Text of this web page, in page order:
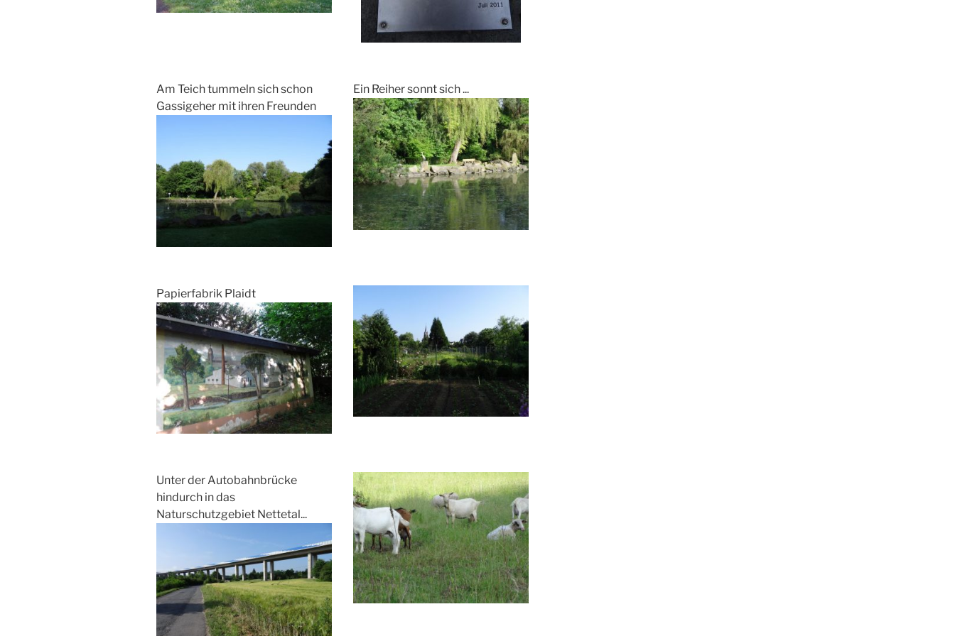
Am Teich tummeln sich schon
Gassigeher mit ihren Freunden
Ein Reiher sonnt sich ...
Papierfabrik Plaidt
Unter der Autobahnbrücke
hindurch in das
Naturschutzgebiet Nettetal...